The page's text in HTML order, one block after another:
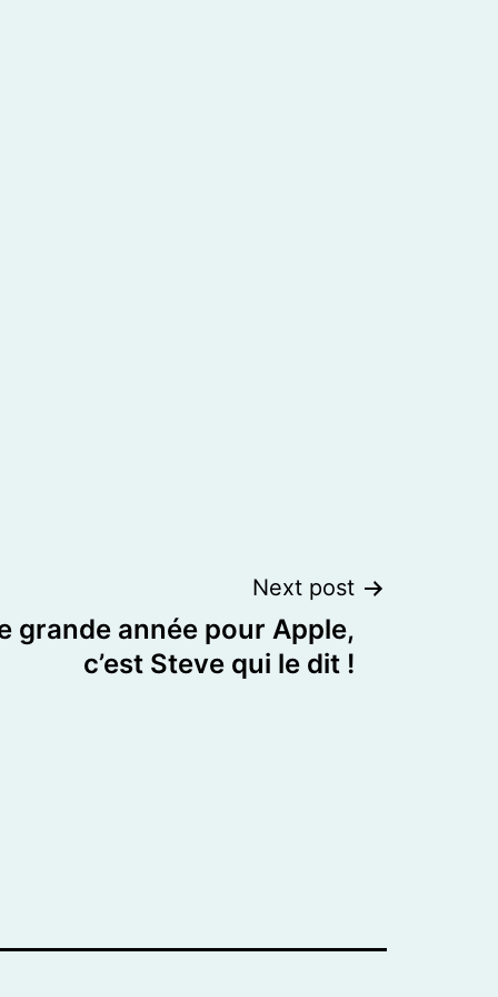
Next post
grande année pour Apple,
c’est Steve qui le dit !